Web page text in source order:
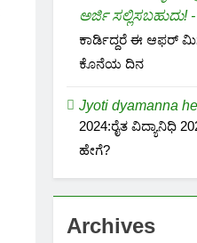
ಅರ್ಜಿ ಸಲ್ಲಿಸಬಹುದು!
ಕಾರ್ಡಿದ್ದರೆ ಈ ಆಫರ್
ಕೊನೆಯ ದಿನ
Jyoti dyamanna
2024:ರೈತ ವಿದ್ಯಾನಿಧಿ
ಹೇಗೆ?
Archives